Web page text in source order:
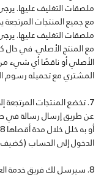
ملصقات التغليف عليها.
مع جميع المنتجات
ملصقات التغليف عليها.
مع المنتج الأصلي. في حال
الأصلي أو ناقصًا أي شيء من
المشتري مع تحميله رسوم
تخضع المنتجات المرتجعة
عن طريق إرسال رسالة في
الدخول إلى الحساب
سيرسل لك فريق خدمة